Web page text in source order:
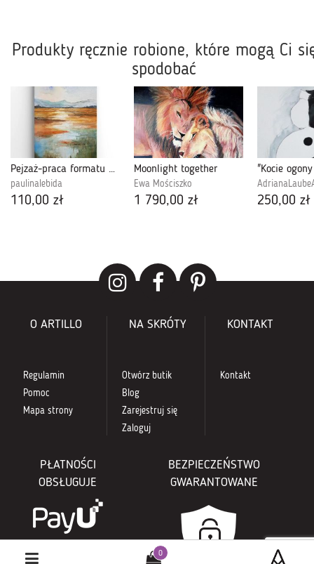
Produkty ręcznie robione, które mogą Ci
spodobać
Pejzaż-praca formatu A5
paulinalebida
110,00 zł
Moonlight together
Ewa Mościszko
1 790,00 zł 250,00 zł
O ARTILLO
Regulamin
Pomoc
Mapa strony
NA SKRÓTY
Otwórz butik
Blog
Zarejestruj się
Zaloguj
KONTAKT
Kontakt
PŁATNOŚCI
OBSŁUGUJE
BEZPIECZEŃSTWO
GWARANTOWANE